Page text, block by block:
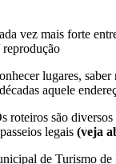
vez mais forte
lugares,
aquele
são
legais (veja
de Turismo